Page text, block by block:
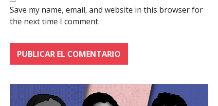
Save my name, email, and website in this browser for
the next time I comment.